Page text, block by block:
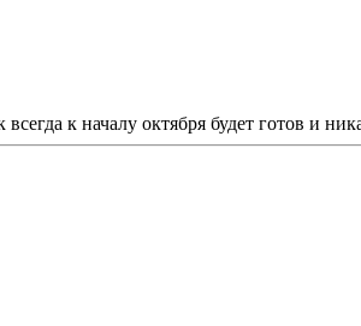
к началу октября будет готов и